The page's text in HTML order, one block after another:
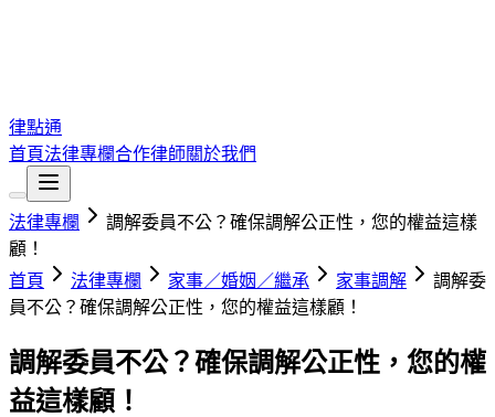
律點通
首頁法律專欄合作律師關於我們
法律專欄
調解委員不公？確保調解公正性，您的權益這樣
顧！
首頁
法律專欄 家事／婚姻／繼承 家事調解
調解委
員不公？確保調解公正性，您的權益這樣顧！
調解委員不公？確保調解公正性，您的權
益這樣顧！